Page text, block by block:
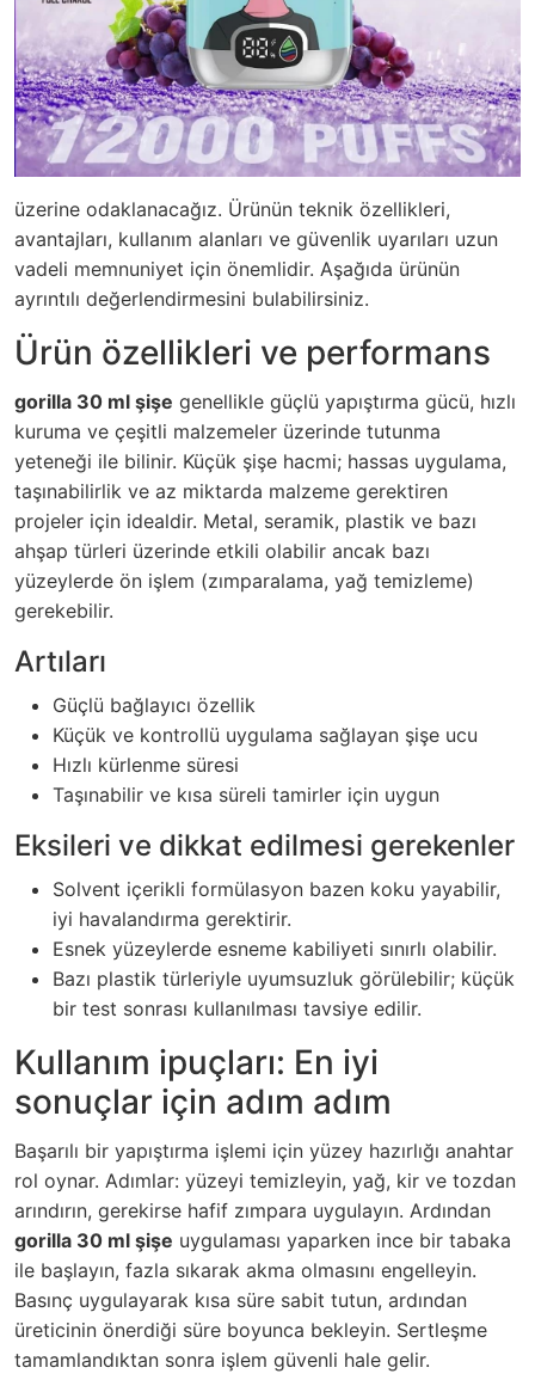
üzerine odaklanacağız. Ürünün teknik özellikleri,
avantajları, kullanım alanları ve güvenlik uyarıları uzun
vadeli memnuniyet için önemlidir. Aşağıda ürünün
ayrıntılı değerlendirmesini bulabilirsiniz.
Ürün özellikleri ve performans
gorilla 30 ml şişe genellikle güçlü yapıştırma gücü, hızlı
kuruma ve çeşitli malzemeler üzerinde tutunma
yeteneği ile bilinir. Küçük şişe hacmi; hassas uygulama,
taşınabilirlik ve az miktarda malzeme gerektiren
projeler için idealdir. Metal, seramik, plastik ve bazı
ahşap türleri üzerinde etkili olabilir ancak bazı
yüzeylerde ön işlem (zımparalama, yağ temizleme)
gerekebilir.
Artıları
Güçlü bağlayıcı özellik
Küçük ve kontrollü uygulama sağlayan şişe ucu
Hızlı kürlenme süresi
Taşınabilir ve kısa süreli tamirler için uygun
Eksileri ve dikkat edilmesi gerekenler
Solvent içerikli formülasyon bazen koku yayabilir,
iyi havalandırma gerektirir.
Esnek yüzeylerde esneme kabiliyeti sınırlı olabilir.
Bazı plastik türleriyle uyumsuzluk görülebilir; küçük
bir test sonrası kullanılması tavsiye edilir.
Kullanım ipuçları: En iyi
sonuçlar için adım adım
Başarılı bir yapıştırma işlemi için yüzey hazırlığı anahtar
rol oynar. Adımlar: yüzeyi temizleyin, yağ, kir ve tozdan
arındırın, gerekirse hafif zımpara uygulayın. Ardından
gorilla 30 ml şişe uygulaması yaparken ince bir tabaka
ile başlayın, fazla sıkarak akma olmasını engelleyin.
Basınç uygulayarak kısa süre sabit tutun, ardından
üreticinin önerdiği süre boyunca bekleyin. Sertleşme
tamamlandıktan sonra işlem güvenli hale gelir.